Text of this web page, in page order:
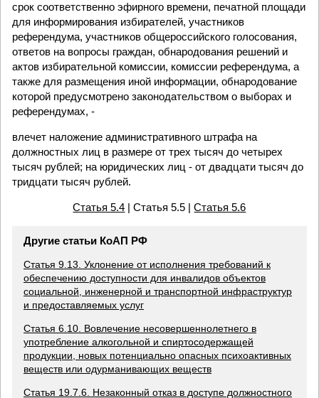
срок соответственно эфирного времени, печатной площади
для информирования избирателей, участников
референдума, участников общероссийского голосования,
ответов на вопросы граждан, обнародования решений и
актов избирательной комиссии, комиссии референдума, а
также для размещения иной информации, обнародование
которой предусмотрено законодательством о выборах и
референдумах, -
влечет наложение административного штрафа на
должностных лиц в размере от трех тысяч до четырех
тысяч рублей; на юридических лиц - от двадцати тысяч до
тридцати тысяч рублей.
Статья 5.4 | Статья 5.5 |Статья 5.6
Другие статьи КоАП РФ
Статья 9.13. Уклонение от исполнения требований к
обеспечению доступности для инвалидов объектов
социальной, инженерной и транспортной инфраструктур
и предоставляемых услуг
Статья 6.10. Вовлечение несовершеннолетнего в
употребление алкогольной и спиртосодержащей
продукции, новых потенциально опасных психоактивных
веществ или одурманивающих веществ
Статья 19.7.6. Незаконный отказ в доступе должностного